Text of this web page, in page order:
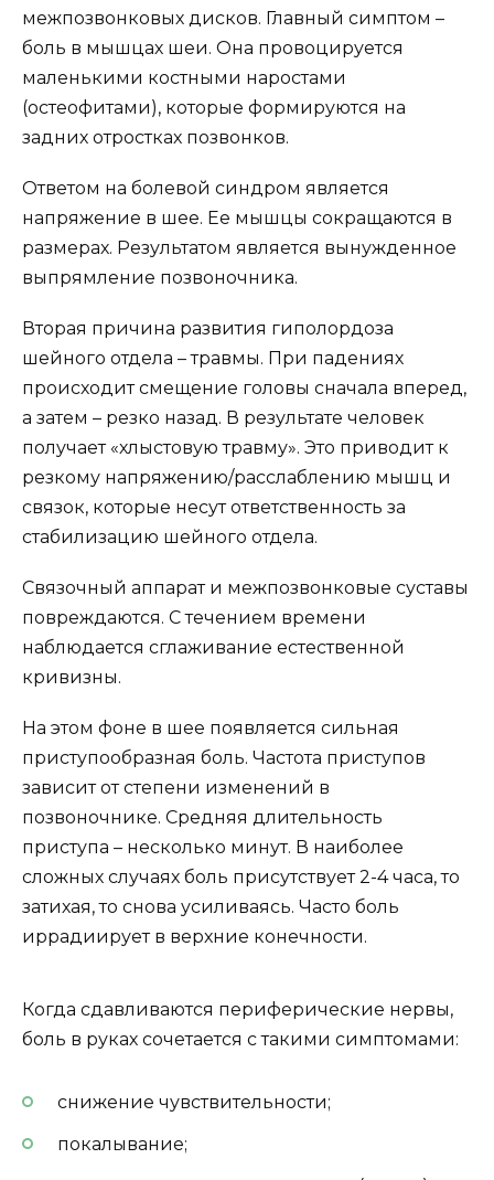
межпозвонковых дисков. Главный симптом –
боль в мышцах шеи. Она провоцируется
маленькими костными наростами
(остеофитами), которые формируются на
задних отростках позвонков.
Ответом на болевой синдром является
напряжение в шее. Ее мышцы сокращаются в
размерах. Результатом является вынужденное
выпрямление позвоночника.
Вторая причина развития гиполордоза
шейного отдела – травмы. При падениях
происходит смещение головы сначала вперед,
а затем – резко назад. В результате человек
получает «хлыстовую травму». Это приводит к
резкому напряжению/расслаблению мышц и
связок, которые несут ответственность за
стабилизацию шейного отдела.
Связочный аппарат и межпозвонковые суставы
повреждаются. С течением времени
наблюдается сглаживание естественной
кривизны.
На этом фоне в шее появляется сильная
приступообразная боль. Частота приступов
зависит от степени изменений в
позвоночнике. Средняя длительность
приступа – несколько минут. В наиболее
сложных случаях боль присутствует 2-4 часа, то
затихая, то снова усиливаясь. Часто боль
иррадиирует в верхние конечности.
Когда сдавливаются периферические нервы,
боль в руках сочетается с такими симптомами:
снижение чувствительности;
покалывание;